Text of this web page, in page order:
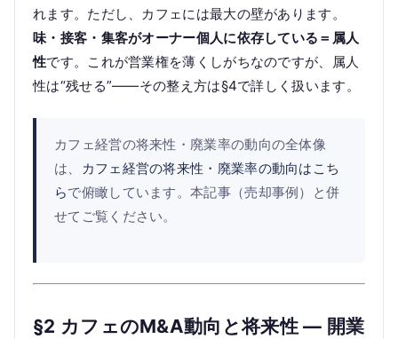
れます。ただし、カフェには最大の壁があります。
味・接客・集客がオーナー個人に依存している＝属人
性です。これが営業権を薄くしがちなのですが、属人
性は“残せる”——その整え方は§4で詳しく扱います。
カフェ経営の将来性・廃業率の動向の全体像
は、
カフェ経営の将来性・廃業率の動向はこち
らで俯瞰しています。本記事（売却事例）と併
せてご覧ください。
§2 カフェのM&A動向と将来性 — 開業